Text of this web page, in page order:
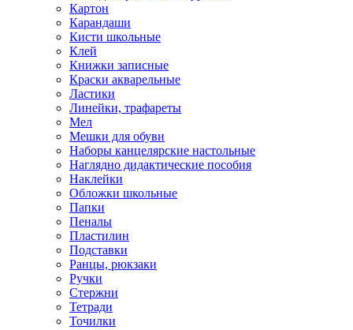
Картон
Карандаши
Кисти школьные
Клей
Книжки записные
Краски акварельные
Ластики
Линейки, трафареты
Мел
Мешки для обуви
Наборы канцелярские настольные
Наглядно дидактические пособия
Наклейки
Обложки школьные
Папки
Пеналы
Пластилин
Подставки
Ранцы, рюкзаки
Ручки
Стержни
Тетради
Точилки